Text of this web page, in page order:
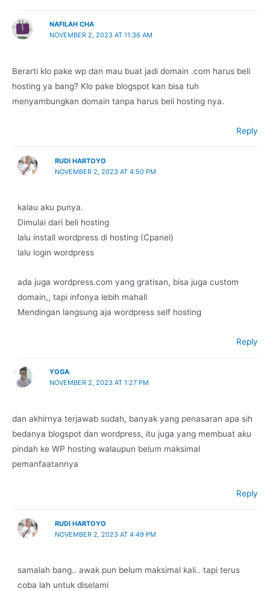
NAFILAH CHA
NOVEMBER 2, 2023 AT 11:36 AM
Berarti klo pake wp dan mau buat jadi domain .com harus beli
hosting ya bang? Klo pake blogspot kan bisa tuh
menyambungkan domain tanpa harus beli hosting nya.
Reply
RUDI HARTOYO
NOVEMBER 2, 2023 AT 4:50 PM
kalau aku punya.
Dimulai dari beli hosting
lalu install wordpress di hosting (Cpanel)
lalu login wordpress
ada juga wordpress.com yang gratisan, bisa juga custom
domain,, tapi infonya lebih mahall
Mendingan langsung aja wordpress self hosting
Reply
YOGA
NOVEMBER 2, 2023 AT 1:27 PM
dan akhirnya terjawab sudah, banyak yang penasaran apa sih
bedanya blogspot dan wordpress, itu juga yang membuat aku
pindah ke WP hosting walaupun belum maksimal
pemanfaatannya
Reply
RUDI HARTOYO
NOVEMBER 2, 2023 AT 4:49 PM
samalah bang.. awak pun belum maksimal kali.. tapi terus
coba lah untuk diselami